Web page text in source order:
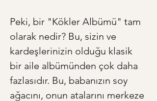
Peki, bir "Kökler Albümü" tam
olarak nedir? Bu, sizin ve
kardeşlerinizin olduğu klasik
bir aile albümünden çok daha
fazlasıdır. Bu, babanızın soy
ağacını, onun atalarını merkeze